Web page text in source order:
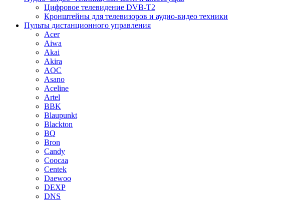
Цифровое телевидение DVB-T2
Кронштейны для телевизоров и аудио-видео техники
Пульты дистанционного управления
Acer
Aiwa
Akai
Akira
AOC
Asano
Aceline
Artel
BBK
Blaupunkt
Blackton
BQ
Bron
Candy
Coocaa
Centek
Daewoo
DEXP
DNS